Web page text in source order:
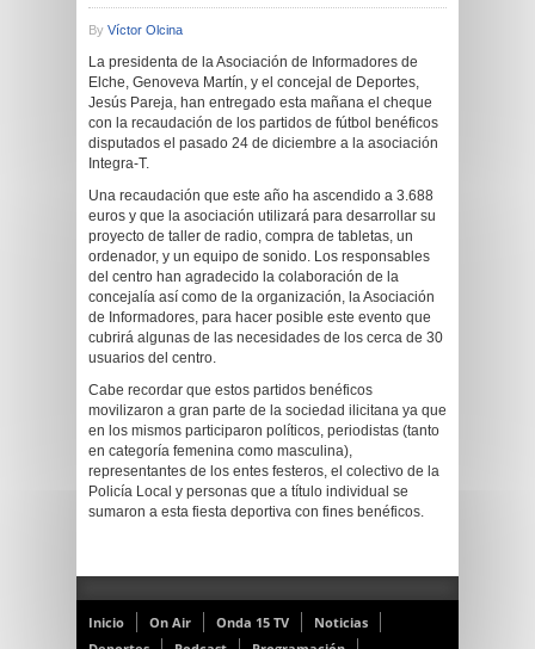
By Víctor Olcina
La presidenta de la Asociación de Informadores de
Elche, Genoveva Martín, y el concejal de Deportes,
Jesús Pareja, han entregado esta mañana el cheque
con la recaudación de los partidos de fútbol benéficos
disputados el pasado 24 de diciembre a la asociación
Integra-T.
Una recaudación que este año ha ascendido a 3.688
euros y que la asociación utilizará para desarrollar su
proyecto de taller de radio, compra de tabletas, un
ordenador, y un equipo de sonido. Los responsables
del centro han agradecido la colaboración de la
concejalía así como de la organización, la Asociación
de Informadores, para hacer posible este evento que
cubrirá algunas de las necesidades de los cerca de 30
usuarios del centro.
Cabe recordar que estos partidos benéficos
movilizaron a gran parte de la sociedad ilicitana ya que
en los mismos participaron políticos, periodistas (tanto
en categoría femenina como masculina),
representantes de los entes festeros, el colectivo de la
Policía Local y personas que a título individual se
sumaron a esta fiesta deportiva con fines benéficos.
Inicio On Air Onda 15 TV
Noticias